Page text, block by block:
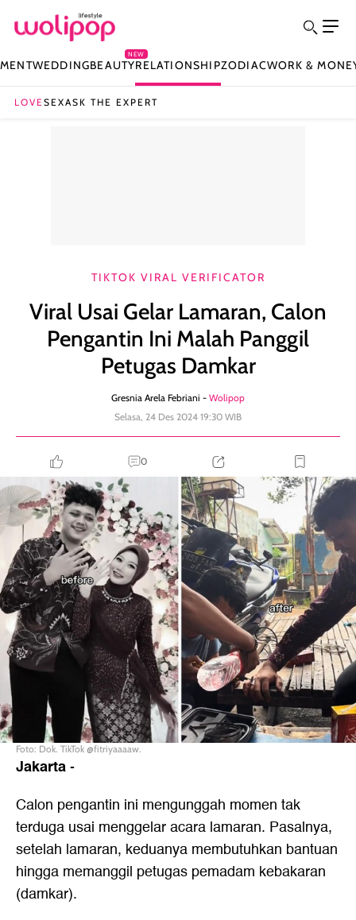
WEDDINGBEAUTY
NEW
RELATIONSHIPZODIACWORK &
LOVESEXASK THE EXPERT
TIKTOK VIRAL VERIFICATOR
Viral Usai Gelar Lamaran, Calon
Pengantin Ini Malah Panggil
Petugas Damkar
Gresnia Arela Febriani - Wolipop
Selasa, 24 Des 2024 19:30 WIB
0
Foto: Dok. TikTok @fitriyaaaaw.
Jakarta-
Calon pengantin ini mengunggah momen tak
terduga usai menggelar acara lamaran. Pasalnya,
setelah lamaran, keduanya membutuhkan bantuan
hingga memanggil petugas pemadam kebakaran
(damkar).